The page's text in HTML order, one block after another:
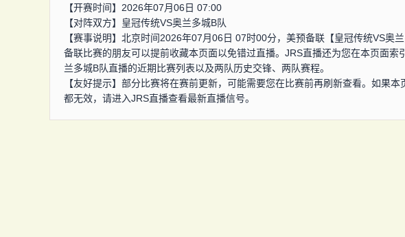
【开赛时间】2026年07月06日 07:00
【对阵双方】 皇冠传统VS奥兰多城B队
【赛事说明】北京时间2026年07月06日 07时00分，美预备联【皇冠传统VS奥
备联比赛的朋友可以提前收藏本页面以免错过直播。JRS直播还为您在本页面
兰多城B队直播的近期比赛列表以及两队历史交锋、两队赛程。
【友好提示】部分比赛将在赛前更新，可能需要您在比赛前再刷新查看。如果
都无效，请进入JRS直播查看最新直播信号。